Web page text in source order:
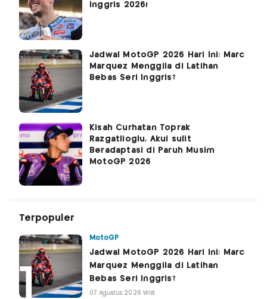
Inggris 2026!
Jadwal MotoGP 2026 Hari Ini: Marc
Marquez Menggila di Latihan
Bebas Seri Inggris?
Kisah Curhatan Toprak
Razgatlioglu, Akui sulit
Beradaptasi di Paruh Musim
MotoGP 2026
Terpopuler
MotoGP
Jadwal MotoGP 2026 Hari Ini: Marc
Marquez Menggila di Latihan
Bebas Seri Inggris?
07 Agustus 2026 WIB